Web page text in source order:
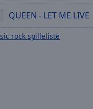
QUEEN - LET ME LIVE
rock spilleliste